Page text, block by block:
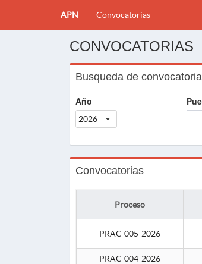
APN Convocatorias
CONVOCATORIAS
Busqueda de
Año
2026
Convocatorias
Proceso
PRAC-005-2026
PRAC-004-2026